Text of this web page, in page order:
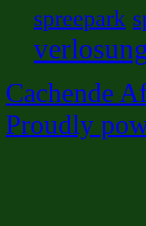
spreepark
Cachende
Proudly